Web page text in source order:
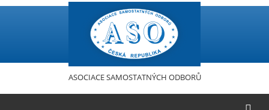
Přejít
ASOCIACE SAMOSTATNÝCH ODBORŮ